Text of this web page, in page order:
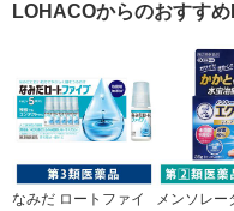
頭痛 オリジナル【第1
LOHACOからのおすす
なみだ ロートファイ
メンソレー